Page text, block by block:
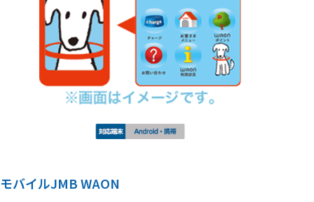
モバイルJMB WAON